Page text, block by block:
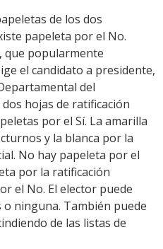
de los dos
papeleta por el No.
que popularmente
el candidato a presidente,
del
hojas de ratificación
por el Sí. La amarilla
y la blanca por la
No hay papeleta por el
por la ratificación
el No. El elector puede
ninguna. También puede
de las listas de